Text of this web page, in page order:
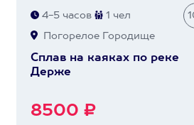
4-5 часов 1 чел
Погорелое Городище
Сплав на каяках по реке
Держе
8500 ₽